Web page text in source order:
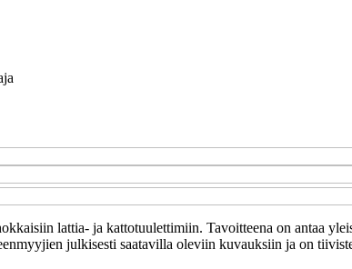
lattia- ja kattotuulettimiin. Tavoitteena on antaa
julkisesti saatavilla oleviin kuvauksiin ja on